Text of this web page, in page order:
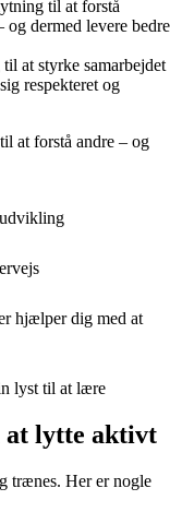
til at forstå
dermed levere bedre
at styrke samarbejdet
respekteret og
at forstå andre – og
hjælper dig med at
lyst til at lære
at lytte aktivt
trænes. Her er nogle